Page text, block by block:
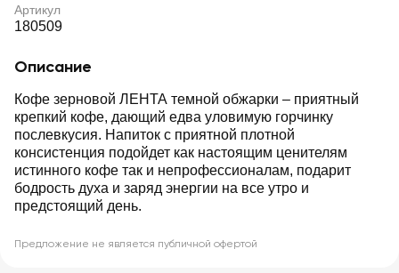
Артикул
180509
Описание
Кофе зерновой ЛЕНТА темной обжарки – приятный
крепкий кофе, дающий едва уловимую горчинку
послевкусия. Напиток с приятной плотной
консистенция подойдет как настоящим ценителям
истинного кофе так и непрофессионалам, подарит
бодрость духа и заряд энергии на все утро и
предстоящий день.
Предложение не является публичной офертой